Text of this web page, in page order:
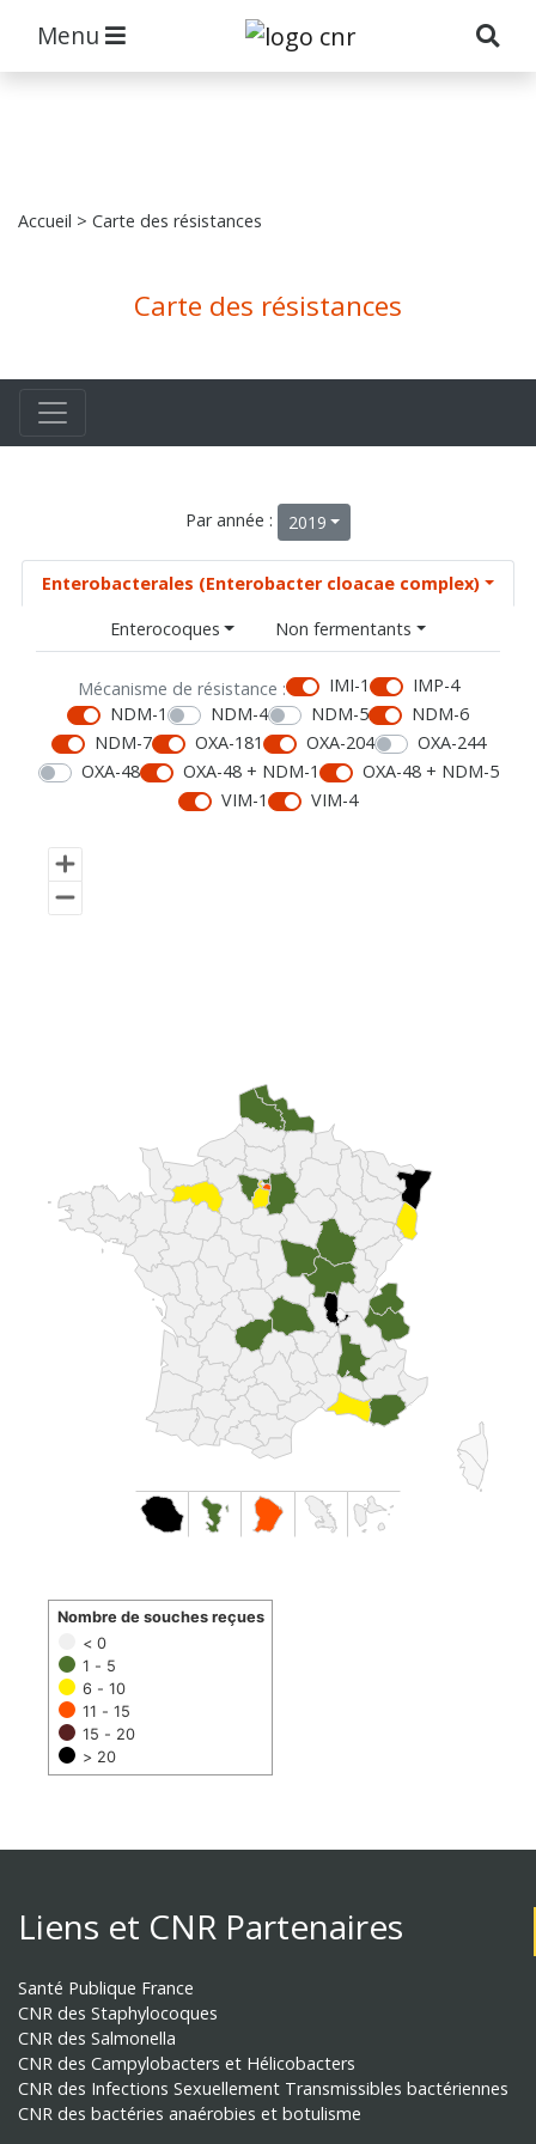
Menu
Accueil > Carte des résistances
Carte des résistances
Par année : 2019
Enterobacterales (Enterobacter cloacae complex)
Enterocoques
Non fermentants
Mécanisme de résistance : IMI-1
IMP-4
NDM-1
NDM-4 NDM-5
NDM-6
NDM-7
OXA-181 OXA-204
OXA-244
OXA-48
OXA-48 + NDM-1
OXA-48 + NDM-5
VIM-1
VIM-4
< 0
1 - 5
6 - 10
11 - 15
15 - 20
> 20
Nombre de souches reçues
Liens et CNR Partenaires
Santé Publique France
CNR des Staphylocoques
CNR des Salmonella
CNR des Campylobacters et Hélicobacters
CNR des Infections Sexuellement Transmissibles bactériennes
CNR des bactéries anaérobies et botulisme